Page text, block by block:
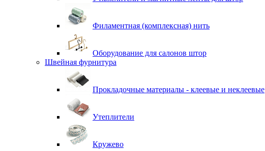
Филаментная (комплексная) нить
Оборудование для салонов штор
Швейная фурнитура
Прокладочные материалы - клеевые и неклеевые
Утеплители
Кружево